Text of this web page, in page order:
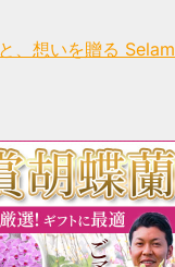
、想いを贈る Selam